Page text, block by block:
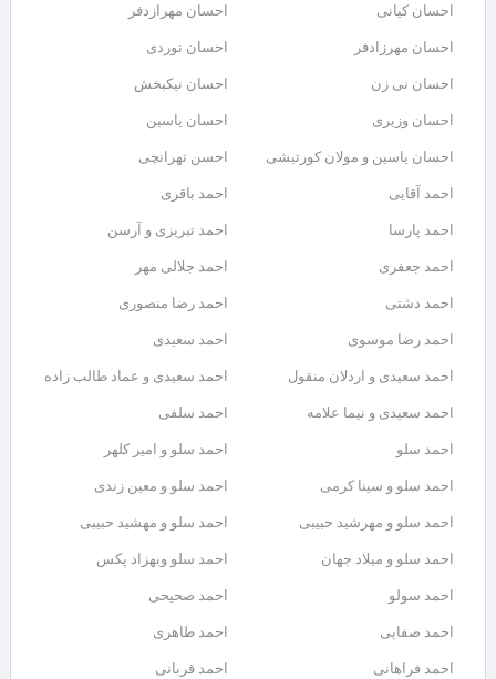
احسان کیانی احسان مهرازدفر
احسان مهرزادفر احسان نوردی
احسان نی زن احسان نیکبخش
احسان وزیری احسان یاسین
احسان یاسین و مولان کورتیشی احسن تهرانچی
احمد آقایی احمد باقری
احمد پارسا احمد تبریزی و آرسن
احمد جعفری احمد جلالی مهر
احمد دشتی احمد رضا منصوری
احمد رضا موسوی احمد سعیدی
احمد سعیدی و اردلان منقول احمد سعیدی و عماد طالب زاده
احمد سعیدی و نیما علامه احمد سلفی
احمد سلو احمد سلو و امیر کلهر
احمد سلو و سینا کرمی احمد سلو و معین زندی
احمد سلو و مهرشید حبیبی احمد سلو و مهشید حبیبی
احمد سلو و میلاد جهان احمد سلو وبهزاد پکس
احمد سولو احمد صحیحی
احمد صفایی احمد طاهری
احمد فراهانی احمد قربانی